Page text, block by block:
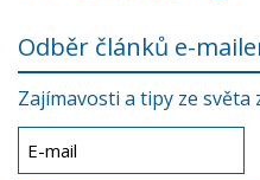
Odběr článků e-
Zajímavosti a tipy ze